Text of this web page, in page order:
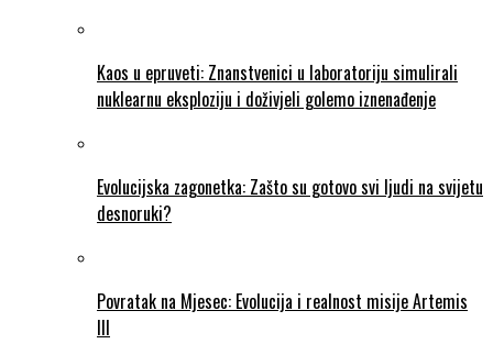
Kaos u epruveti: Znanstvenici u laboratoriju simulirali
nuklearnu eksploziju i doživjeli golemo iznenađenje
Evolucijska zagonetka: Zašto su gotovo svi ljudi na svijetu
desnoruki?
Povratak na Mjesec: Evolucija i realnost misije Artemis
III